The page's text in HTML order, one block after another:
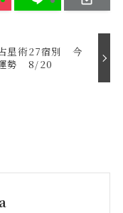
星術27宿別 今
運勢 8/20